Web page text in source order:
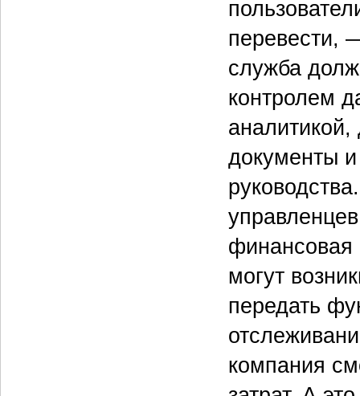
перевести,
служба
контролем
документы
финансовая
могут
передать
компания